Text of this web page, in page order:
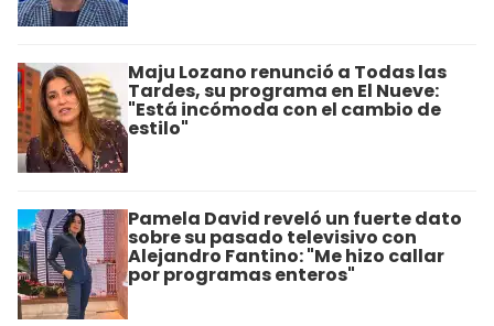
Maju Lozano renunció a Todas las
Tardes, su programa en El Nueve:
"Está incómoda con el cambio de
estilo"
Pamela David reveló un fuerte dato
sobre su pasado televisivo con
Alejandro Fantino: "Me hizo callar
por programas enteros"